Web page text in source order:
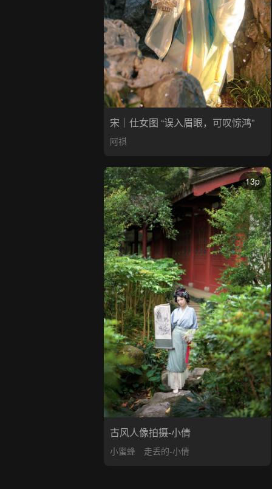
宋｜仕女图 “误入眉眼，可叹惊鸿”
阿祺
13p
古风人像拍摄-小倩
小蜜蜂 走丢的-小倩